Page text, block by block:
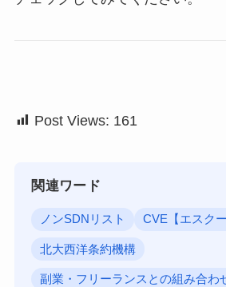
Post Views: 161
関連ワード
ノンSDNリスト CVE【エスクー
北大西洋条約機構
副業・フリーランスとの組み合わ